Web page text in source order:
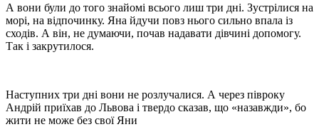
А вони були до того знайомі всього лиш три дні. Зустрілися на
морі, на відпочинку. Яна йдучи повз нього сильно впала із
сходів. А він, не думаючи, почав надавати дівчині допомогу.
Так і закрутилося.
Наступних три дні вони не розлучалися. А через півроку
Андрій приїхав до Львова і твердо сказав, що «назавжди», бо
жити не може без свої Яни